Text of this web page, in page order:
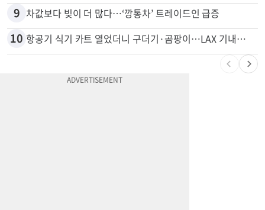
8 변호사시험 중 심정지 온 한인, 뉴욕주 제소
9 차값보다 빚이 더 많다…‘깡통차’ 트레이드인 급증
항공기 식기 카트 열었더니 구더기·곰팡이…LAX 기내식 업체 논란